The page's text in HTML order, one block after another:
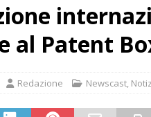
al Patent
Redazione Newscast,